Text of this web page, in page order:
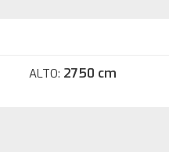
ALTO: 2750 cm